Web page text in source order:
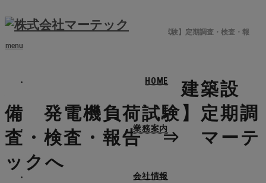
menu
HOME
業務案内
会社情報
ブログ
知立市【防火設備 建築設備 発電機負荷試験】定期調査・検査・報
知立市【防火設備 建築設
備 発電機負荷試験】定期調
査・検査・報告 ⇒ マーテ
ックへ